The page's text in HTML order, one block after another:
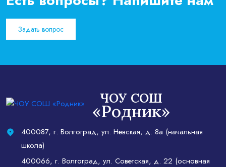
Задать вопрос
ЧОУ СОШ
«Родник»
400087, г. Волгоград, ул. Невская, д. 8а (начальная
школа)
400066, г. Волгоград, ул. Советская, д. 22 (основная